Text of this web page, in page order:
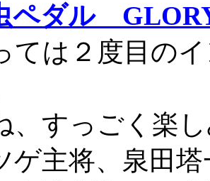
ペダル
ては２度目の
すっごく楽
ゲ主将、泉田